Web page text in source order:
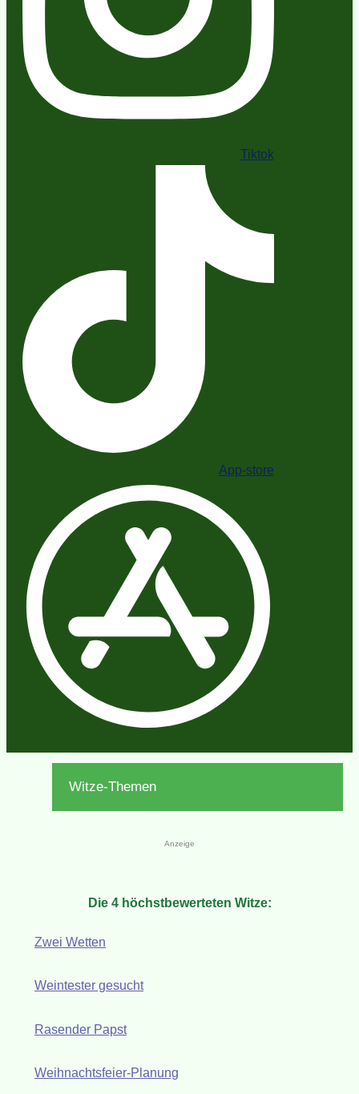
Tiktok
App-store
Witze-Themen
Anzeige
Die 4 höchstbewerteten Witze:
Zwei Wetten
Weintester gesucht
Rasender Papst
Weihnachtsfeier-Planung